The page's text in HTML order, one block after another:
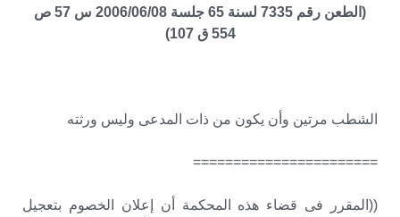
(الطعن رقم 7335 لسنة 65 جلسة 2006/06/08 س 57 ص
554 ق 107)
الشطب مرتين وأن يكون من ذات المدعى وليس ورثته
=======================
((المقرر فى قضاء هذه المحكمة أن إعلان الخصوم بتعجيل